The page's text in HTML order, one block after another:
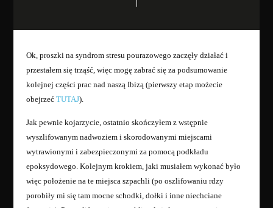
Ok, proszki na syndrom stresu pourazowego zaczęły działać i
przestałem się trząść, więc mogę zabrać się za podsumowanie
kolejnej części prac nad naszą Ibizą (pierwszy etap możecie
obejrzeć TUTAJ).
Jak pewnie kojarzycie, ostatnio skończyłem z wstępnie
wyszlifowanym nadwoziem i skorodowanymi miejscami
wytrawionymi i zabezpieczonymi za pomocą podkładu
epoksydowego. Kolejnym krokiem, jaki musiałem wykonać było
więc położenie na te miejsca szpachli (po oszlifowaniu rdzy
porobiły mi się tam mocne schodki, dołki i inne niechciane